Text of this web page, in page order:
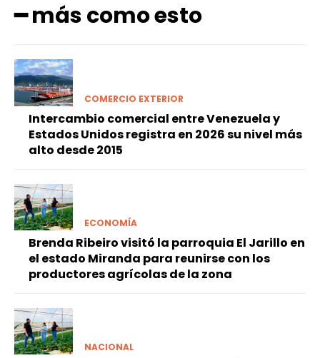
━ más como esto
COMERCIO EXTERIOR
Intercambio comercial entre Venezuela y
Estados Unidos registra en 2026 su nivel más
alto desde 2015
ECONOMÍA
Brenda Ribeiro visitó la parroquia El Jarillo en
el estado Miranda para reunirse con los
productores agrícolas de la zona
NACIONAL